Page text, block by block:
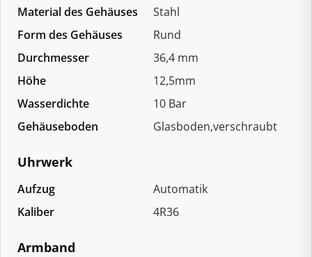
Material des Gehäuses
Stahl
Form des Gehäuses
Rund
Durchmesser
36,4 mm
Höhe
12,5mm
Wasserdichte
10 Bar
Gehäuseboden
Glasboden,verschraubt
Uhrwerk
Aufzug
Automatik
Kaliber
4R36
Armband